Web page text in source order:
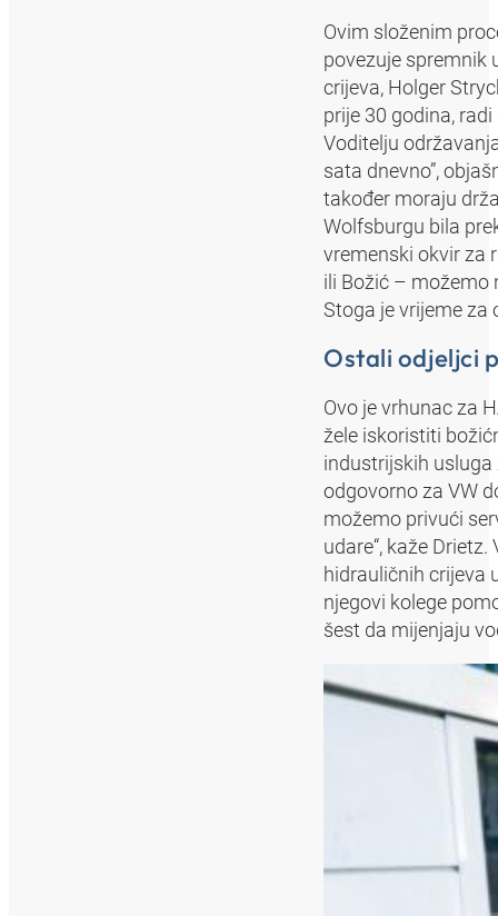
Ovim složenim
povezuje spremnik
crijeva, Holger
prije 30 godina,
Voditelju
sata dnevno”,
također moraju
Wolfsburgu bila
vremenski okvir za
ili Božić – možemo
Stoga je vrijeme za
Ostali odjeljci
Ovo je vrhunac za
žele iskoristiti
industrijskih usluga
odgovorno za VW
možemo privući
udare“, kaže
hidrauličnih crijeva
njegovi kolege
šest da mijenjaju